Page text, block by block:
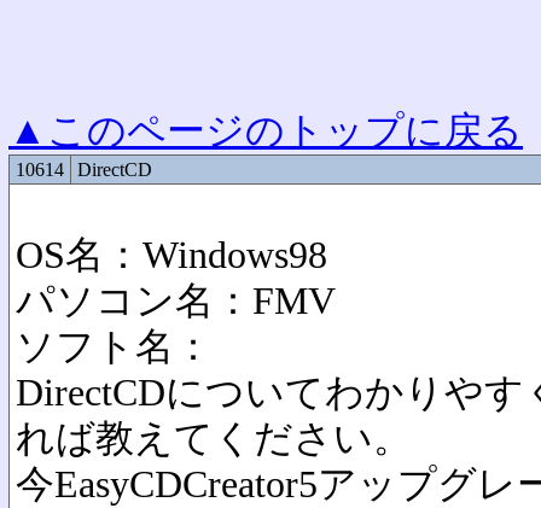
▲このページのトップに戻る
10614 DirectCD
OS名：Windows98
パソコン名：FMV
ソフト名：
DirectCDについてわかりや
れば教えてください。
今EasyCDCreator5アップグ